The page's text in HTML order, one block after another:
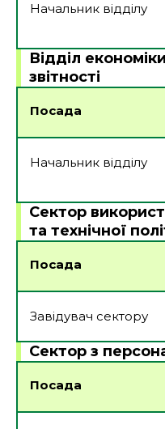
Начальник відділу
Відділ
звітності
Посада
Начальник відділу
Сектор
та технічної
Посада
Завідувач сектору
Сектор з
Посада